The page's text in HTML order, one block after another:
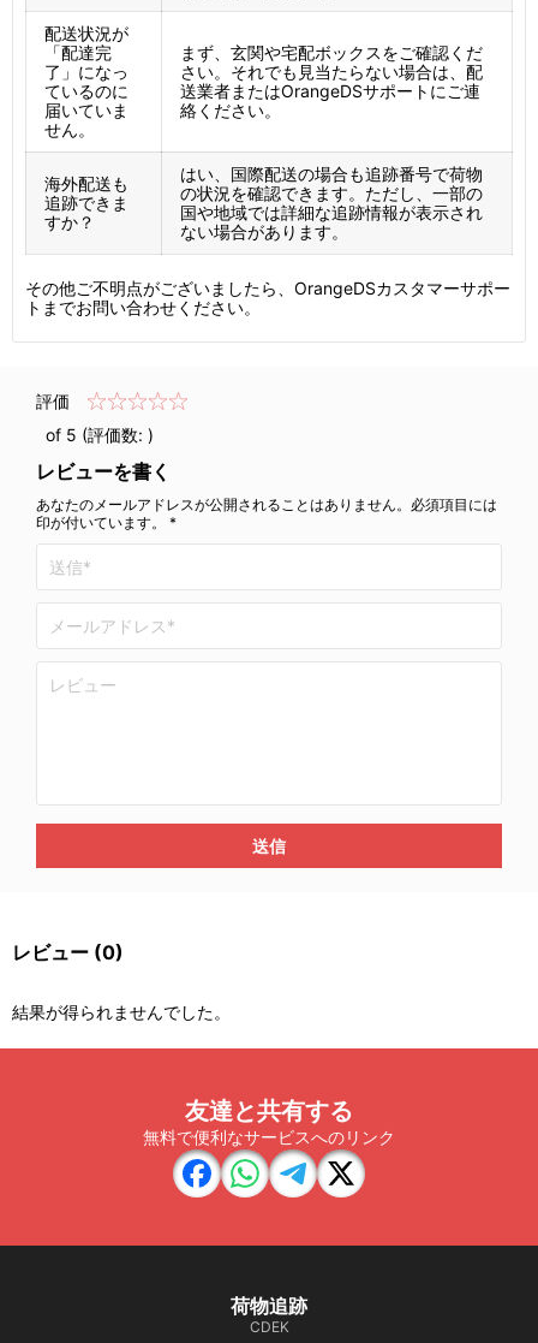
配送状況が
「配達完
了」になっ
ているのに
届いていま
せん。
まず、玄関や宅配ボックスをご確認くだ
さい。それでも見当たらない場合は、配
送業者またはOrangeDSサポートにご連
絡ください。
海外配送も
追跡できま
すか？
はい、国際配送の場合も追跡番号で荷物
の状況を確認できます。ただし、一部の
国や地域では詳細な追跡情報が表示され
ない場合があります。
その他ご不明点がございましたら、OrangeDSカスタマーサポー
トまでお問い合わせください。
評価
of 5 (評価数: )
レビューを書く
あなたのメールアドレスが公開されることはありません。必須項目には
印が付いています。 *
送信
レビュー (0)
結果が得られませんでした。
友達と共有する
無料で便利なサービスへのリンク
荷物追跡
CDEK